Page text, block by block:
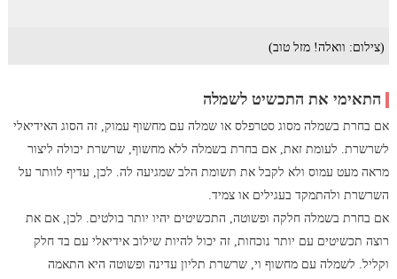
(צילום: וואלה! מזל טוב)
התאימי את התכשיט לשמלה
אם בחרת בשמלה מסוג סטרפלס או שמלה עם מחשוף עמוק, זה הסוג האידיאלי
לשרשרת. לעומת זאת, אם בחרת בשמלה ללא מחשוף, שרשרת יכולה ליצור
מראה מעט עמוס ולא לקבל את תשומת הלב שמגיעה לה. לכן, עדיף לוותר על
השרשרת ולהתמקד בעגילים או צמיד.
אם בחרת בשמלה חלקה ופשוטה, התכשיטים יהיו יותר בולטים. לכן, אם את
רוצה תכשיטים עם יותר נוכחות, זה יכול להיות שילוב אידיאלי עם בד חלק
וקליל. לשמלה עם מחשוף וי, שרשרת תליון עדינה ופשוטה היא התאמה